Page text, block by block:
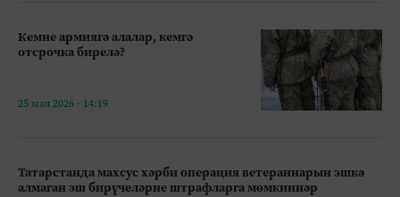
Кемне армиягә алалар, кемгә
отсрочка бирелә?
25 мая 2026 - 14:19
Татарстанда махсус хәрби операция ветераннарын эшкә
алмаган эш бирүчеләрне штрафларга мөмкиннәр